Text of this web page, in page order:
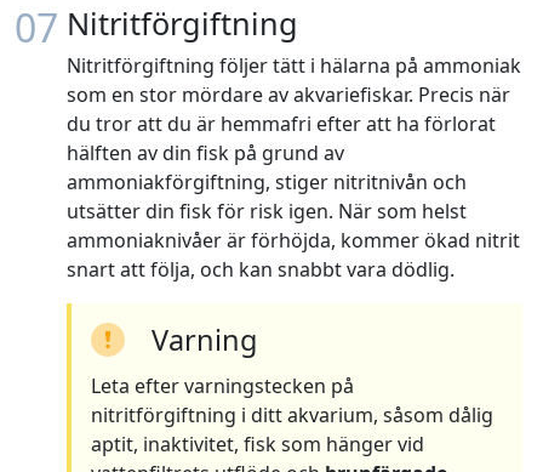
07 Nitritförgiftning
Nitritförgiftning följer tätt i hälarna på ammoniak
som en stor mördare av akvariefiskar. Precis när
du tror att du är hemmafri efter att ha förlorat
hälften av din fisk på grund av
ammoniakförgiftning, stiger nitritnivån och
utsätter din fisk för risk igen. När som helst
ammoniaknivåer är förhöjda, kommer ökad nitrit
snart att följa, och kan snabbt vara dödlig.
Varning
Leta efter varningstecken på
nitritförgiftning i ditt akvarium, såsom dålig
aptit, inaktivitet, fisk som hänger vid